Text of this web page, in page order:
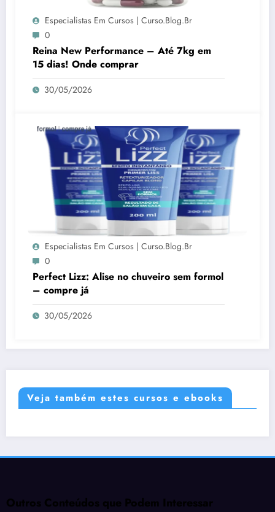
Especialistas Em Cursos | Curso.blog.br
0
Reina New Performance – Até 7kg em
15 dias! Onde comprar
30/05/2026
Especialistas Em Cursos | Curso.blog.br
0
Perfect Lizz: Alise no chuveiro sem formol
– compre já
30/05/2026
Veja também estes cursos e ebooks
Outros Conteúdos que Podem Interessar